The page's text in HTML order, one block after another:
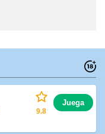
9.8
Juega